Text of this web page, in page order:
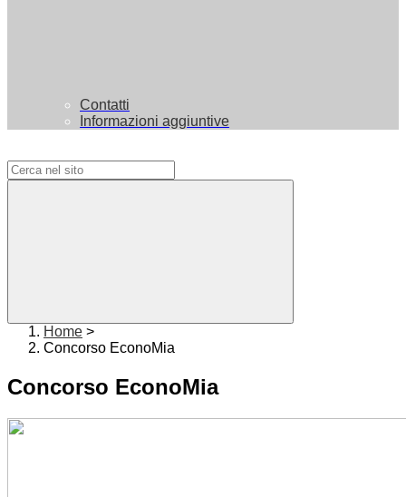
Contatti
Informazioni aggiuntive
Home >
Concorso EconoMia
Concorso EconoMia